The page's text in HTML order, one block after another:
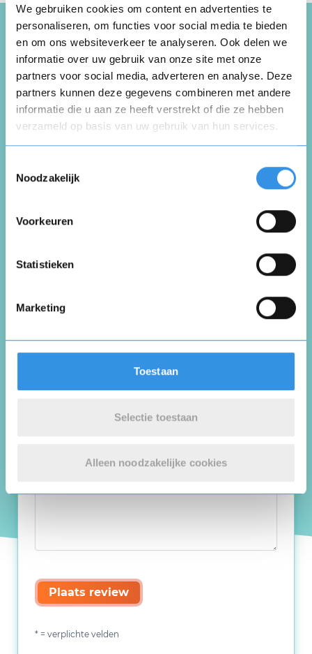
We gebruiken cookies om content en advertenties te
personaliseren, om functies voor social media te bieden
en om ons websiteverkeer te analyseren. Ook delen we
informatie over uw gebruik van onze site met onze
partners voor social media, adverteren en analyse. Deze
partners kunnen deze gegevens combineren met andere
informatie die u aan ze heeft verstrekt of die ze hebben
verzameld op basis van uw gebruik van hun services.
Noodzakelijk
Voorkeuren
Statistieken
Marketing
Toestaan
Selectie toestaan
Alleen noodzakelijke cookies
Schrijf een review over
Groenewoud Assurantiën
Schrijf een review
Plaats review
* = verplichte velden